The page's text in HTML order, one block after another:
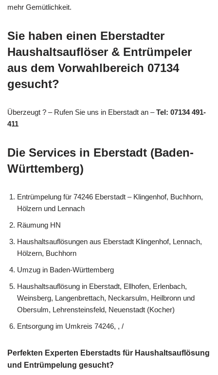
mehr Gemütlichkeit.
Sie haben einen Eberstadter
Haushaltsauflöser & Entrümpeler
aus dem Vorwahlbereich 07134
gesucht?
Überzeugt ? – Rufen Sie uns in Eberstadt an –Tel: 07134 491-
411
Die Services in Eberstadt (Baden-
Württemberg)
Entrümpelung für 74246 Eberstadt – Klingenhof, Buchhorn,
Hölzern und Lennach
Räumung HN
Haushaltsauflösungen aus Eberstadt Klingenhof, Lennach,
Hölzern, Buchhorn
Umzug in Baden-Württemberg
Haushaltsauflösung in Eberstadt, Ellhofen, Erlenbach,
Weinsberg, Langenbrettach, Neckarsulm, Heilbronn und
Obersulm, Lehrensteinsfeld, Neuenstadt (Kocher)
Entsorgung im Umkreis 74246, , /
Perfekten Experten Eberstadts für Haushaltsauflösung
und Entrümpelung gesucht?